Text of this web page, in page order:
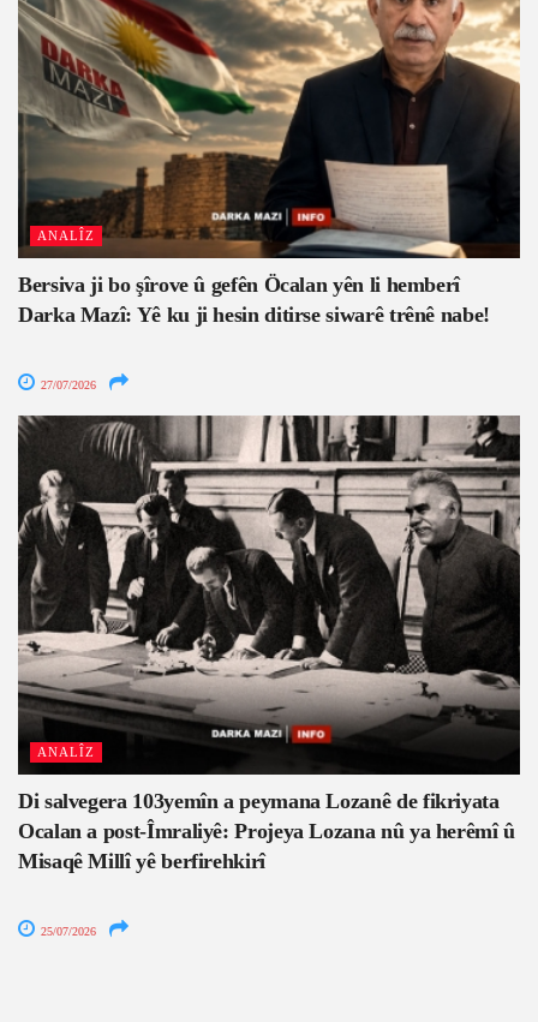
ANALÎZ
Bersiva ji bo şîrove û gefên Öcalan yên li hemberî
Darka Mazî: Yê ku ji hesin ditirse siwarê trênê nabe!
27/07/2026
ANALÎZ
Di salvegera 103yemîn a peymana Lozanê de fikriyata
Ocalan a post-Îmraliyê: Projeya Lozana nû ya herêmî û
Misaqê Millî yê berfirehkirî
25/07/2026